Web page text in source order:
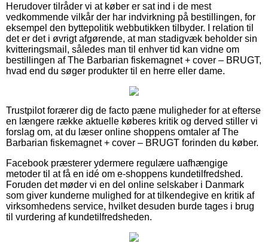
Herudover tilråder vi at køber er sat ind i de mest
vedkommende vilkår der har indvirkning på bestillingen, for
eksempel den byttepolitik webbutikken tilbyder. I relation til
det er det i øvrigt afgørende, at man stadigvæk beholder sin
kvitteringsmail, således man til enhver tid kan vidne om
bestillingen af The Barbarian fiskemagnet + cover – BRUGT,
hvad end du søger produkter til en herre eller dame.
Trustpilot forærer dig de facto pæne muligheder for at efterse
en længere række aktuelle køberes kritik og derved stiller vi
forslag om, at du læser online shoppens omtaler af The
Barbarian fiskemagnet + cover – BRUGT forinden du køber.
Facebook præsterer ydermere regulære uafhængige
metoder til at få en idé om e-shoppens kundetilfredshed.
Foruden det møder vi en del online selskaber i Danmark
som giver kunderne mulighed for at tilkendegive en kritik af
virksomhedens service, hvilket desuden burde tages i brug
til vurdering af kundetilfredsheden.